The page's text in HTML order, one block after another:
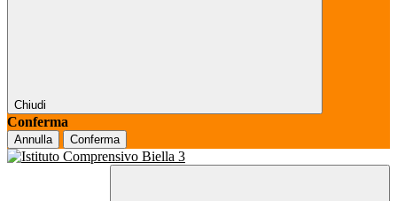
Chiudi
Conferma
Annulla Conferma